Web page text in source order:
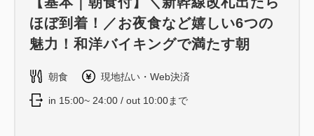
ほぼ到着！／お夜食など嬉しい6つの
魅力！和洋バイキングで満たす朝
朝食 現地払い・Web決済
in 15:00~ 24:00 / out 10:00まで